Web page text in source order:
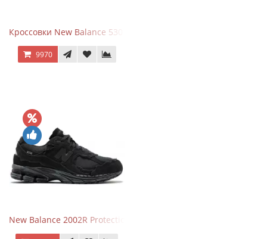
Кроссовки New Balance 530 Grey Matter Harbor Grey
9970
New Balance 2002R Protection Phantom Black